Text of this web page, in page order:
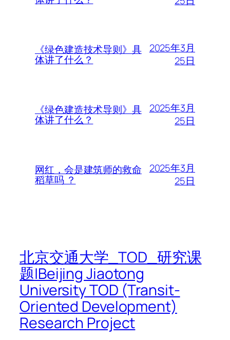
《绿色建造技术导则》具
体讲了什么？
2025年3月
25日
《绿色建造技术导则》具
体讲了什么？
2025年3月
25日
网红，会是建筑师的救命
稻草吗 ？
2025年3月
25日
北京交通大学_TOD_研究课
题|Beijing Jiaotong
University TOD (Transit-
Oriented Development)
Research Project